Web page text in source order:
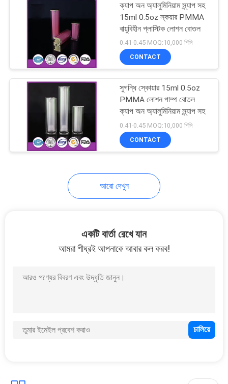
বোতল উপর খালি রোল
ভ্রমণ বোতল সেট
ক্যাপ অন অ্যালুমিনিয়াম স্ন্যাপ সহ
15ml 0.5oz স্কয়ার PMMA
বায়ুবিহীন প্লাস্টিক লোশন বোতল
0.41-0.45 MOQ:10,000 পিসি
CONTACT
সুগন্ধি স্কোয়ার 15ml 0.5oz
PMMA লোশন পাম্প বোতল
ক্যাপ অন অ্যালুমিনিয়াম স্ন্যাপ সহ
0.41-0.45 MOQ:10,000 পিসি
CONTACT
আরো দেখুন
একটি বার্তা রেখে যান
আমরা শীঘ্রই আপনাকে আবার কল করব!